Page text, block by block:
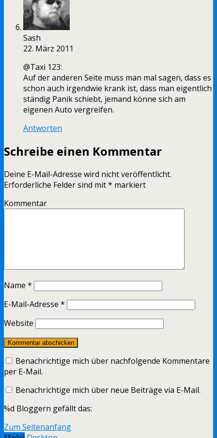
Sash
22. März 2011
@Taxi 123:
Auf der anderen Seite muss man mal sagen, dass es
schon auch irgendwie krank ist, dass man eigentlich
ständig Panik schiebt, jemand könne sich am
eigenen Auto vergreifen.
Antworten
Schreibe einen Kommentar
Deine E-Mail-Adresse wird nicht veröffentlicht.
Erforderliche Felder sind mit* markiert
Kommentar
Name *
E-Mail-Adresse *
Website
Benachrichtige mich über nachfolgende Kommentare
per E-Mail.
Benachrichtige mich über neue Beiträge via E-Mail.
%d Bloggern gefällt das:
Zum Seitenanfang